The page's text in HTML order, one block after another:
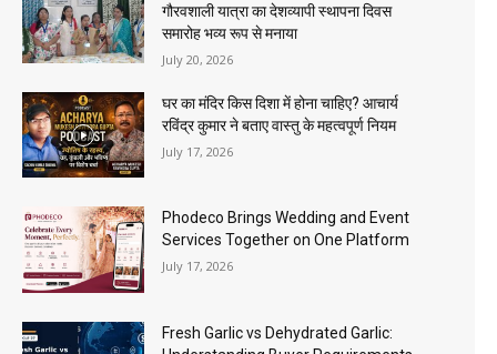
गौरवशाली यात्रा का देशव्यापी स्थापना दिवस
समारोह भव्य रूप से मनाया
July 20, 2026
घर का मंदिर किस दिशा में होना चाहिए? आचार्य
रविंद्र कुमार ने बताए वास्तु के महत्वपूर्ण नियम
July 17, 2026
Phodeco Brings Wedding and Event
Services Together on One Platform
July 17, 2026
Fresh Garlic vs Dehydrated Garlic: